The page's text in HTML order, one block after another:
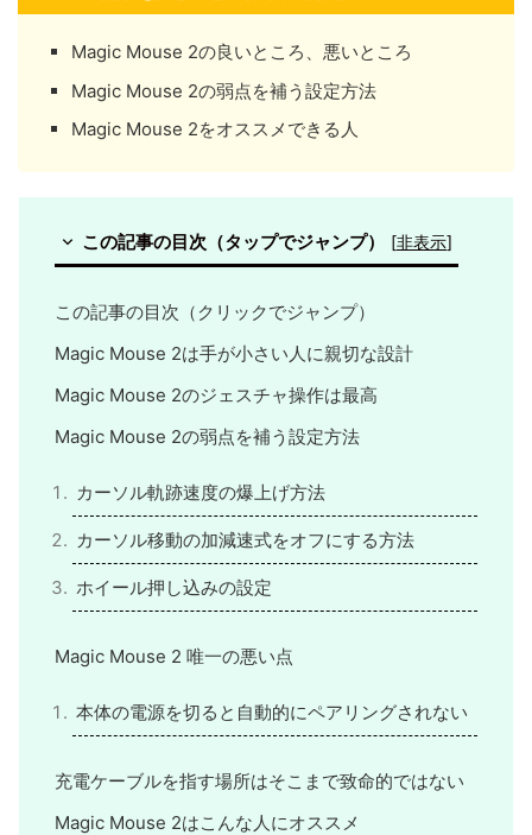
Magic Mouse 2の良いところ、悪いところ
Magic Mouse 2の弱点を補う設定方法
Magic Mouse 2をオススメできる人
この記事の目次（タップでジャンプ） [非表示]
この記事の目次（クリックでジャンプ）
Magic Mouse 2は手が小さい人に親切な設計
Magic Mouse 2のジェスチャ操作は最高
Magic Mouse 2の弱点を補う設定方法
カーソル軌跡速度の爆上げ方法
カーソル移動の加減速式をオフにする方法
ホイール押し込みの設定
Magic Mouse 2 唯一の悪い点
本体の電源を切ると自動的にペアリングされない
充電ケーブルを指す場所はそこまで致命的ではない
Magic Mouse 2はこんな人にオススメ